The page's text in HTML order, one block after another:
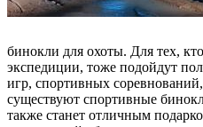
бинокли для охоты. Для тех,
экспедиции, тоже подойдут
игр, спортивных
существуют спортивные
также станет отличным